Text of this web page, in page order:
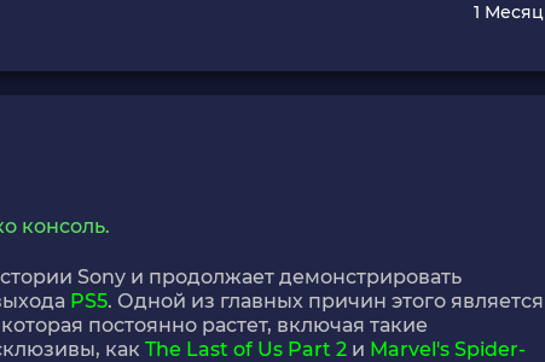
1 Месяц
консоль.
Sony и продолжает демонстрировать
PS5. Одной из главных причин этого является
постоянно растет, включая такие
как The Last of Us Part 2 и Marvel's Spider-